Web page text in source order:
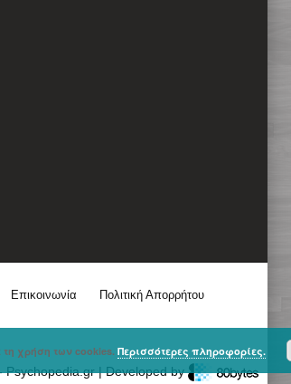
Επικοινωνία Πολιτική Απορρήτου
Psychopedia.gr | Developed by
χρήση των cookies. Περισσότερες πληροφορίες.